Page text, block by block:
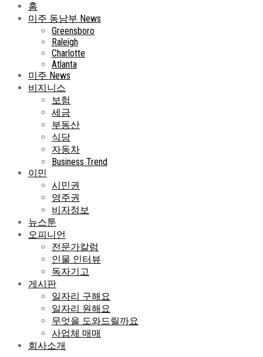
홈
미주 동남부 News
Greensboro
Raleigh
Charlotte
Atlanta
미주 News
비지니스
보험
세금
부동산
식당
자동차
Business Trend
이민
시민권
영주권
비자정보
뉴스툰
오피니언
전문가칼럼
인물 인터뷰
독자기고
게시판
일자리 구해요
일자리 원해요
무엇을 도와드릴까요
사업체 매매
회사소개